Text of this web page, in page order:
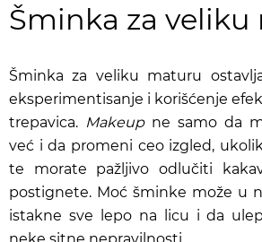
Šminka za
Šminka za veliku maturu
eksperimentisanje i korišćenje
trepavica. Makeupne samo da
već i da promeni ceo izgled,
te morate pažljivo odlučiti
postignete. Moć šminke može u
istakne sve lepo na licu i da
neke sitne nepravilnosti.